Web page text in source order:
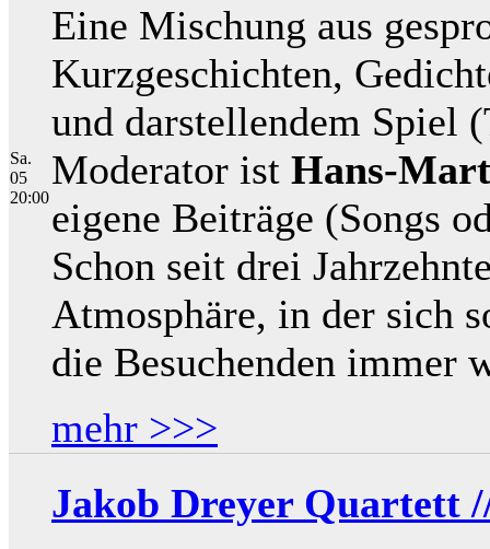
Sa.
05
20:00
Eine Mischung aus
Kurzgeschichten,
und darstellendem Spiel
Moderator ist Hans-
eigene Beiträge (Songs
Schon seit drei
Atmosphäre, in der sich
die Besuchenden immer
mehr >>>
Jakob Dreyer Quartett